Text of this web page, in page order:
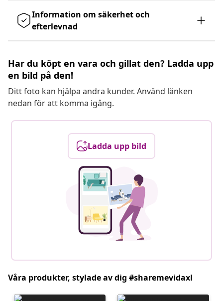
Information om säkerhet och
efterlevnad
Har du köpt en vara och gillat den? Ladda upp
en bild på den!
Ditt foto kan hjälpa andra kunder. Använd länken
nedan för att komma igång.
Ladda upp bild
Våra produkter, stylade av dig #sharemevidaxl